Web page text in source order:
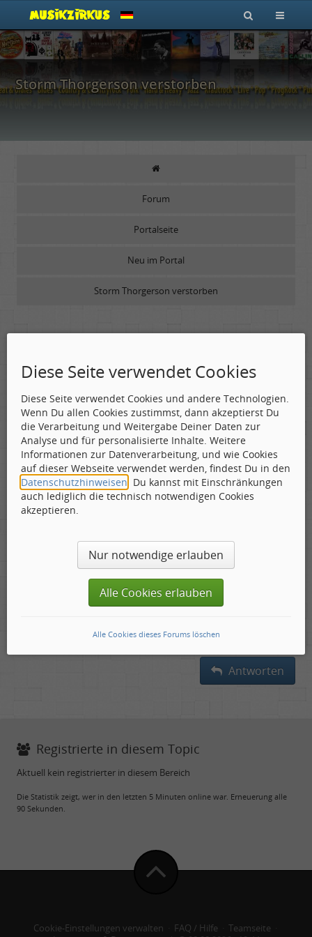
Storm Thorgerson verstorben
Forum
Portalseite
Neu im Portal
Storm Thorgerson verstorben
Gepostet:19.04.2013 - 07:38 Uhr ·
Im Alter von nur 69 Jahren
ist der britische Grafik-
Designer Storm
Thorgerson verstorben.
erschienenen Pink Floyd -
Albums "The Dark Side Of The Moon".
Antworten
Registrierte in diesem Topic
Aktuell kein registrierter in diesem Bereich
Die Statistik zeigt, wer in den letzten 5 Minuten online war. Erneuerung alle
90 Sekunden.
Cookie-Einstellungen verwalten FAQ / Hilfe Teamseite
Diese Seite verwendet Cookies
Diese Seite verwendet Cookies und andere Technologien.
Wenn Du allen Cookies zustimmst, dann akzeptierst Du
die Verarbeitung und Weitergabe Deiner Daten zur
Analyse und für personalisierte Inhalte. Weitere
Informationen zur Datenverarbeitung, und wie Cookies
auf dieser Webseite verwendet werden, findest Du in den
Datenschutzhinweisen . Du kannst mit Einschränkungen
auch lediglich die technisch notwendigen Cookies
akzeptieren.
Nur notwendige erlauben
Alle Cookies erlauben
Alle Cookies dieses Forums löschen